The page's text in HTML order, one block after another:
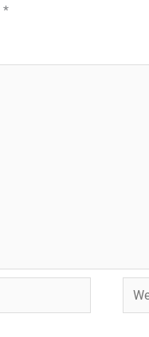
*